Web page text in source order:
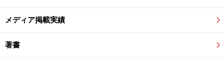
メディア掲載実績
著書